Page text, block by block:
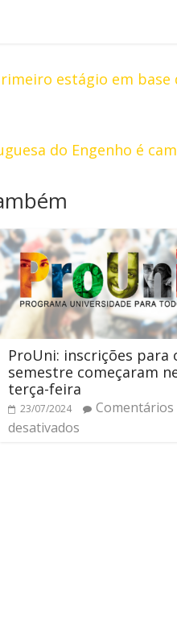
estágio em base
do Engenho é
ProUni: inscrições para
semestre começaram
terça-feira
23/07/2024
Comentários
desativados